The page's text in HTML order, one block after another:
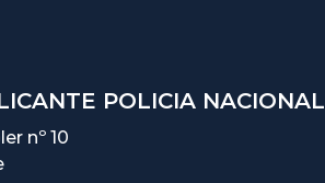
POLICIA NACIONAL
nº 10